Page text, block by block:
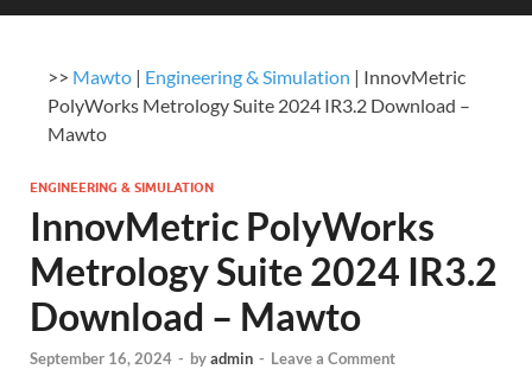
>> Mawto | Engineering & Simulation | InnovMetric
PolyWorks Metrology Suite 2024 IR3.2 Download –
Mawto
ENGINEERING & SIMULATION
InnovMetric PolyWorks
Metrology Suite 2024 IR3.2
Download – Mawto
September 16, 2024 - byadmin - Leave a Comment